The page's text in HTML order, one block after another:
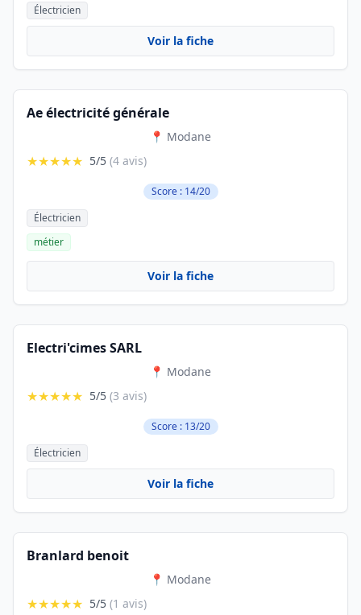
Électricien
Voir la fiche
Ae électricité générale
📍 Modane
★★★★★ 5/5 (4 avis)
Score : 14/20
Électricien
métier
Voir la fiche
Electri'cimes SARL
📍 Modane
★★★★★ 5/5 (3 avis)
Score : 13/20
Électricien
Voir la fiche
Branlard benoit
📍 Modane
★★★★★ 5/5 (1 avis)